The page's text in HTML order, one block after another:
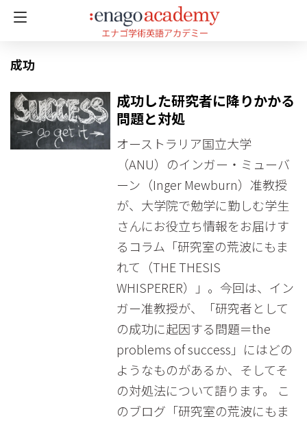
成功
成功した研究者に降りかかる
問題と対処
オーストラリア国立大学
（ANU）のインガー・ミューバ
ーン（Inger Mewburn）准教授
が、大学院で勉学に勤しむ学生
さんにお役立ち情報をお届けす
るコラム「研究室の荒波にもま
れて（THE THESIS
WHISPERER）」。今回は、イン
ガー准教授が、「研究者として
の成功に起因する問題＝the
problems of success」にはどの
ようなものがあるか、そしてそ
の対処法について語ります。 こ
のブログ「研究室の荒波にもま